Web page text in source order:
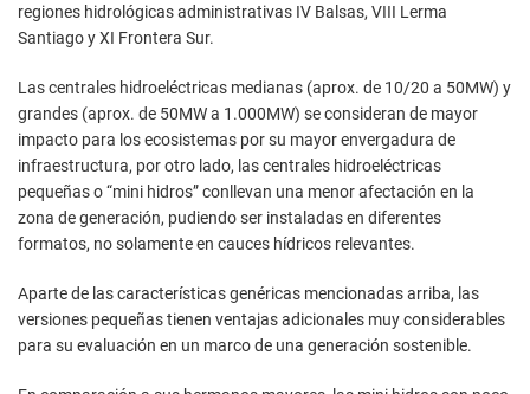
regiones hidrológicas administrativas IV Balsas, VIII Lerma
Santiago y XI Frontera Sur.
Las centrales hidroeléctricas medianas (aprox. de 10/20 a 50MW) y
grandes (aprox. de 50MW a 1.000MW) se consideran de mayor
impacto para los ecosistemas por su mayor envergadura de
infraestructura, por otro lado, las centrales hidroeléctricas
pequeñas o “mini hidros” conllevan una menor afectación en la
zona de generación, pudiendo ser instaladas en diferentes
formatos, no solamente en cauces hídricos relevantes.
Aparte de las características genéricas mencionadas arriba, las
versiones pequeñas tienen ventajas adicionales muy considerables
para su evaluación en un marco de una generación sostenible.